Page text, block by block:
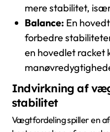
mere stabilitet,
Balance: En
forbedre
en hovedlet racket
Indvirkning af
stabilitet
Vægtfordeling spiller en